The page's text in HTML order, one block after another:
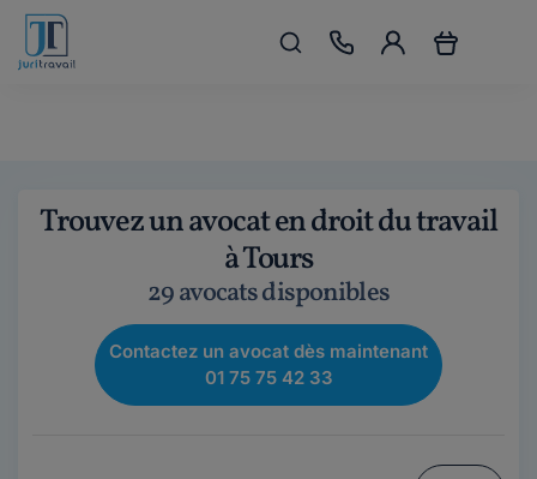
Trouvez un avocat en droit du travail
à Tours
29 avocats disponibles
Contactez un avocat dès maintenant
01 75 75 42 33